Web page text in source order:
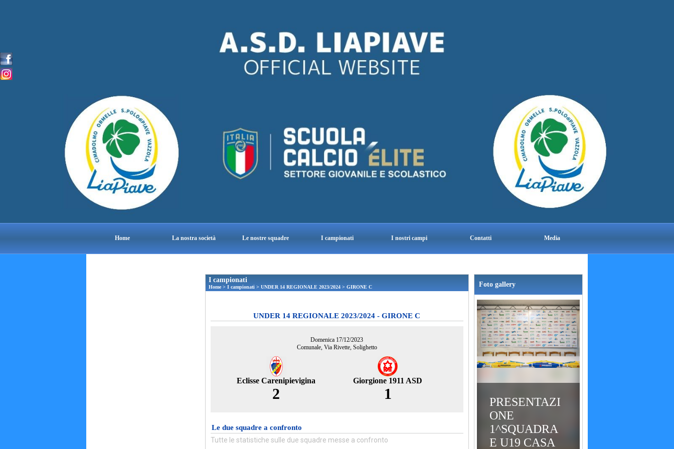
Home La nostra società Le nostre squadre I campionati I nostri campi Contatti Media
I campionati
Home> I campionati> UNDER 14 REGIONALE 2023/2024> GIRONE C
UNDER 14 REGIONALE 2023/2024 - GIRONE C
Domenica 17/12/2023
Comunale, Via Rivette, Solighetto
Eclisse Carenipievigina Giorgione 1911 ASD
2 1
Le due squadre a confronto
Tutte le statistiche sulle due squadre messe a confronto
Foto gallery
PRESENTAZI
ONE
1^SQUADRA
E U19 CASA